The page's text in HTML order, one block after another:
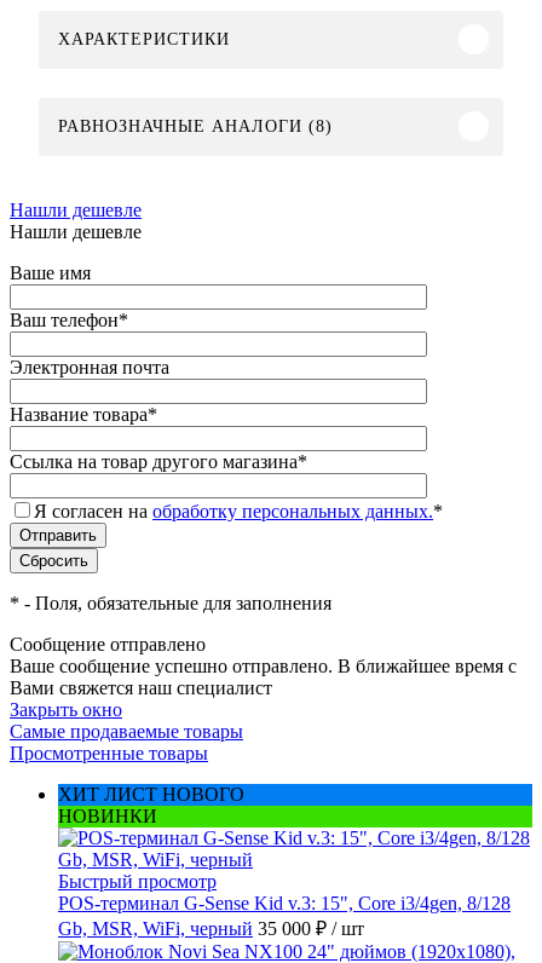
ХАРАКТЕРИСТИКИ
РАВНОЗНАЧНЫЕ АНАЛОГИ (8)
Нашли дешевле
Нашли дешевле
Ваше имя
Ваш телефон*
Электронная почта
Название товара*
Ссылка на товар другого магазина*
Я согласен на обработку персональных данных.*
* - Поля, обязательные для заполнения
Сообщение отправлено
Ваше сообщение успешно отправлено. В ближайшее время с
Вами свяжется наш специалист
Закрыть окно
Самые продаваемые товары
Просмотренные товары
ХИТ ЛИСТ НОВОГО
НОВИНКИ
Быстрый просмотр
POS-терминал G-Sense Kid v.3: 15", Core i3/4gen, 8/128
Gb, MSR, WiFi, черный 35 000 ₽ / шт